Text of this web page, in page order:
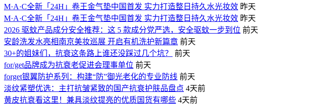
M·A·C全新「24H」卷王金气垫中国首发 实力打造整日持久水光妆效 昨天
M·A·C全新「24H」卷王金气垫中国首发 实力打造整日持久水光妆效 昨天
2026 驱蚊产品成分安全推荐：这 5 款成分党严选，安全驱蚊一步到位 前天
安龄洗发水亮相南京美妆巡展 开启有机洗护新篇章 前天
30+的姐妹们，抗衰这条路上谁还没踩过几个坑？
前天
for/get品牌成为抗衰老促进会理事单位 前天
forget银翼防护系列：构建“防”御光老化的专业防线 前天
淡纹紧塑优选：主打抗皱紧致的国产抗衰护肤品盘点 4天前
黄皮抗衰看这里！兼具淡纹提亮的优质国货有哪些 4天前